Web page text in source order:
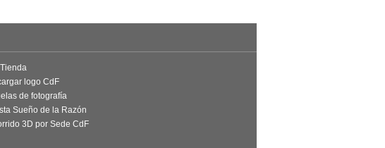
logo CdF
de fotografía
Sueño de la Razón
3D por Sede CdF